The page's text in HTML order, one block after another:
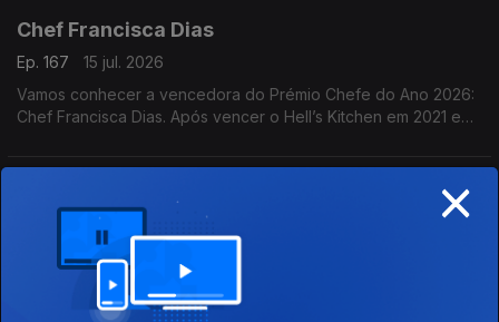
Chef Francisca Dias
Ep. 167
15 jul. 2026
Vamos conhecer a vencedora do Prémio Chefe do Ano 2026:
Chef Francisca Dias. Após vencer o Hell’s Kitchen em 2021 e
Dois dedos de conversa
14 jul. 2026
Na RTP Mundo, conhecemos Amadeu Lopes-Sabino,
ficcionista e ensaísta natural de Elvas. Com uma vasta obra
publicada, apresenta agora o seu mais recente livro, O Futuro
×